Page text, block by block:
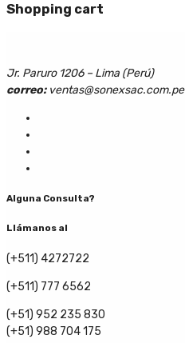
Shopping cart
Jr. Paruro 1206 – Lima (Perú)
correo:ventas@sonexsac.com.pe
Alguna Consulta?
Llámanos al
(+511) 4272722
(+511) 777 6562
(+51) 952 235 830
(+51) 988 704 175